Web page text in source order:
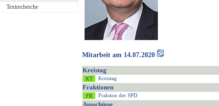
Textrecherche
Mitarbeit am 14.07.2020
Kreistag
Kreistag
Fraktionen
Fraktion der SPD
Ausschüsse